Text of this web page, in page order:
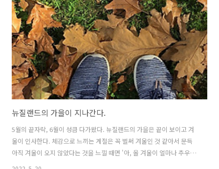
움직일 때는 다가오지 않는다. 애슐리 협곡에는 숲 속으로 걷는 코스가
많아서 트랙킹을 좋아하는 사람들에게 좋은 장소인 것 같다. 또한 캠핑장
안으로 애슐리 강이 흐르기 때문에 카약킹이나 수영 등을 즐기기도 좋
다. ..
뉴질랜드의 가을이 지나간다.
5월의 끝자락, 6월이 성큼 다가왔다. 뉴질랜드의 가을은 끝이 보이고 겨
울이 인사한다. 체감으로 느끼는 계절은 꼭 벌써 겨울인 것 같아서 문득
아직 겨울이 오지 않았다는 것을 느낄 때면 '아, 올 겨울이 얼마나 추우려
고 이러나' 싶은 생각이 든다. 뉴질랜드의 겨울은 6월부터 8월까지이다.